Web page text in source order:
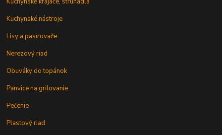
Kuchynské nástroje
Lisy a pasírovače
Nerezový riad
Obuváky do topánok
Panvice na grilovanie
Pečenie
Plastový riad